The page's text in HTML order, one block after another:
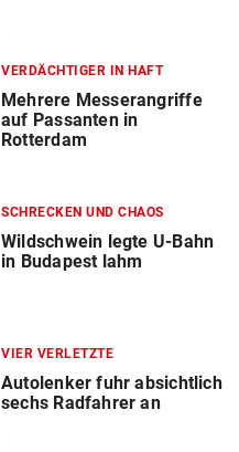
VERDÄCHTIGER IN HAFT
Mehrere Messerangriffe
auf Passanten in
Rotterdam
SCHRECKEN UND CHAOS
Wildschwein legte U-Bahn
in Budapest lahm
VIER VERLETZTE
Autolenker fuhr absichtlich
sechs Radfahrer an